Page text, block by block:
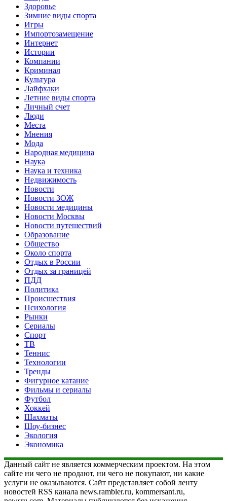
Здоровье
Зимние виды спорта
Игры
Импортозамещение
Интернет
Истории
Компании
Криминал
Культура
Лайфхаки
Летние виды спорта
Личный счет
Люди
Места
Мнения
Мода
Народная медицина
Наука
Наука и техника
Недвижимость
Новости
Новости ЗОЖ
Новости медицины
Новости Москвы
Новости путешествий
Образование
Общество
Около спорта
Отдых в России
Отдых за границей
ПДД
Политика
Происшествия
Психология
Рынки
Сериалы
Спорт
ТВ
Теннис
Технологии
Тренды
Фигурное катание
Фильмы и сериалы
Футбол
Хоккей
Шахматы
Шоу-бизнес
Экология
Экономика
Данный сайт не является коммерческим проектом. На этом
сайте ни чего не продают, ни чего не покупают, ни какие
услуги не оказываются. Сайт представляет собой ленту
новостей RSS канала news.rambler.ru, kommersant.ru,